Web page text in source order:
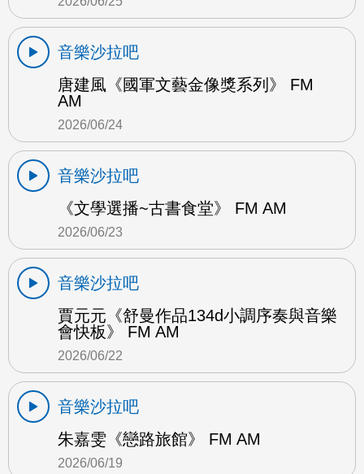
音樂沙拉吧
唐建風《國軍文藝金像獎系列》 FM
AM
2026/06/24
音樂沙拉吧
《文學選播~古書食堂》 FM AM
2026/06/23
音樂沙拉吧
賈元元《舒曼作品134d小調序奏與音樂
會快板》 FM AM
2026/06/22
音樂沙拉吧
朱嘉雯《戀路旅館》 FM AM
2026/06/19